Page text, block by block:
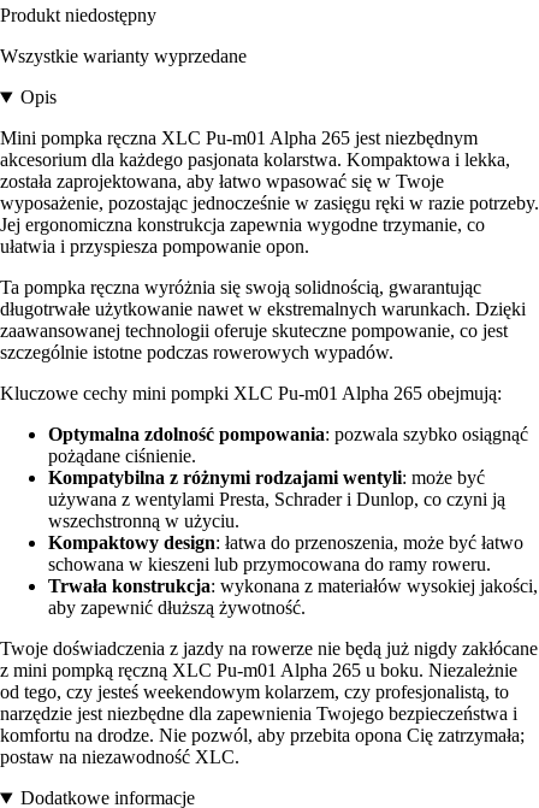
Produkt niedostępny
Wszystkie warianty wyprzedane
Opis
Mini pompka ręczna XLC Pu-m01 Alpha 265 jest niezbędnym
akcesorium dla każdego pasjonata kolarstwa. Kompaktowa i lekka,
została zaprojektowana, aby łatwo wpasować się w Twoje
wyposażenie, pozostając jednocześnie w zasięgu ręki w razie potrzeby.
Jej ergonomiczna konstrukcja zapewnia wygodne trzymanie, co
ułatwia i przyspiesza pompowanie opon.
Ta pompka ręczna wyróżnia się swoją solidnością, gwarantując
długotrwałe użytkowanie nawet w ekstremalnych warunkach. Dzięki
zaawansowanej technologii oferuje skuteczne pompowanie, co jest
szczególnie istotne podczas rowerowych wypadów.
Kluczowe cechy mini pompki XLC Pu-m01 Alpha 265 obejmują:
Optymalna zdolność pompowania: pozwala szybko osiągnąć
pożądane ciśnienie.
Kompatybilna z różnymi rodzajami wentyli: może być
używana z wentylami Presta, Schrader i Dunlop, co czyni ją
wszechstronną w użyciu.
Kompaktowy design: łatwa do przenoszenia, może być łatwo
schowana w kieszeni lub przymocowana do ramy roweru.
Trwała konstrukcja: wykonana z materiałów wysokiej jakości,
aby zapewnić dłuższą żywotność.
Twoje doświadczenia z jazdy na rowerze nie będą już nigdy zakłócane
z mini pompką ręczną XLC Pu-m01 Alpha 265 u boku. Niezależnie
od tego, czy jesteś weekendowym kolarzem, czy profesjonalistą, to
narzędzie jest niezbędne dla zapewnienia Twojego bezpieczeństwa i
komfortu na drodze. Nie pozwól, aby przebita opona Cię zatrzymała;
postaw na niezawodność XLC.
Dodatkowe informacje